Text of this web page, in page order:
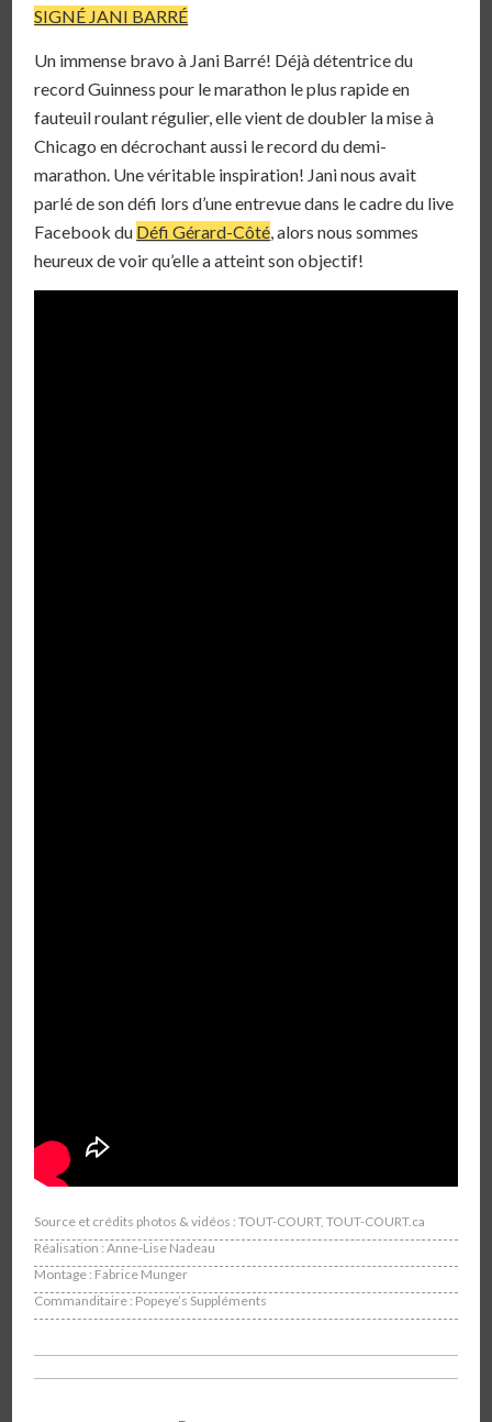
SIGNÉ JANI BARRÉ
Un immense bravo à Jani Barré! Déjà détentrice du
record Guinness pour le marathon le plus rapide en
fauteuil roulant régulier, elle vient de doubler la mise à
Chicago en décrochant aussi le record du demi-
marathon. Une véritable inspiration! Jani nous avait
parlé de son défi lors d’une entrevue dans le cadre du live
Facebook du Défi Gérard-Côté, alors nous sommes
heureux de voir qu’elle a atteint son objectif!
Source et crédits photos & vidéos : TOUT-COURT, TOUT-COURT.ca
Réalisation : Anne-Lise Nadeau
Montage : Fabrice Munger
Commanditaire : Popeye’s Suppléments